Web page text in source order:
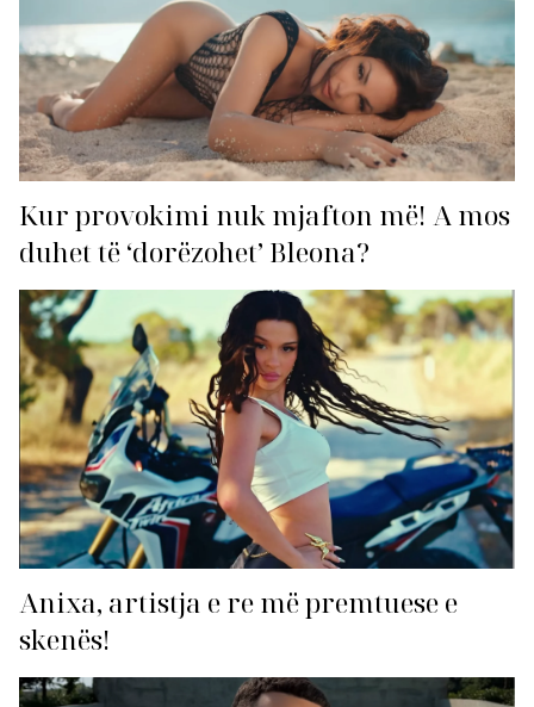
Kur provokimi nuk mjafton më! A mos
duhet të ‘dorëzohet’ Bleona?
Anixa, artistja e re më premtuese e
skenës!